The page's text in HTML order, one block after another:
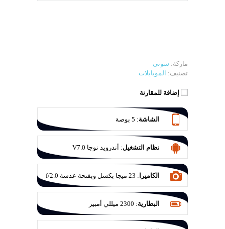
ماركة: سونى
تصنيف: الموبايلات
إضافة للمقارنة
الشاشة: 5 بوصة
نظام التشغيل: أندرويد نوجا V7.0
الكاميرا : 23 ميجا بكسل وبفتحة عدسة f/2.0
البطارية: 2300 ميللي أمبير